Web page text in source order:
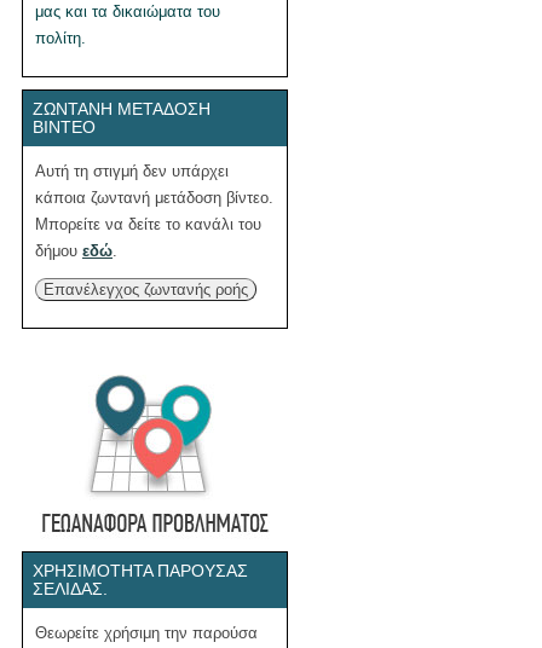
μας και τα δικαιώματα του
πολίτη.
ΖΩΝΤΑΝΉ ΜΕΤΆΔΟΣΗ
ΒΊΝΤΕΟ
Αυτή τη στιγμή δεν υπάρχει
κάποια ζωντανή μετάδοση βίντεο.
Μπορείτε να δείτε το κανάλι του
δήμου εδώ
Επανέλεγχος ζωντανής ροής
ΧΡΗΣΙΜΌΤΗΤΑ ΠΑΡΟΎΣΑΣ
ΣΕΛΊΔΑΣ.
Θεωρείτε χρήσιμη την παρούσα